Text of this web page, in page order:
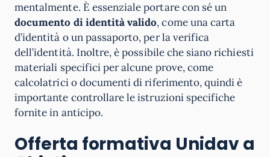
mentalmente. È essenziale portare con sé un
documento di identità valido, come una carta
d’identità o un passaporto, per la verifica
dell’identità. Inoltre, è possibile che siano richiesti
materiali specifici per alcune prove, come
calcolatrici o documenti di riferimento, quindi è
importante controllare le istruzioni specifiche
fornite in anticipo.
Offerta formativa Unidav a